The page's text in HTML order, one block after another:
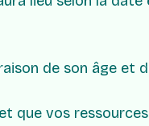
de son âge et
que vos